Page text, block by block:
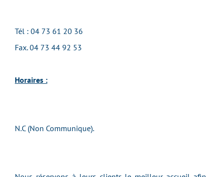
Tél : 04 73 61 20 36
Fax. 04 73 44 92 53
Horaires :
N.C (Non Communique).